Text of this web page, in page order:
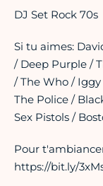
DJ Set Rock 70s
Si tu aimes:
/ Deep Purple /
/ The Who / Iggy
The Police /
Sex Pistols /
Pour
https://bit.ly/